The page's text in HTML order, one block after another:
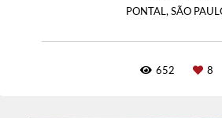
PONTAL, SÃO
652 8